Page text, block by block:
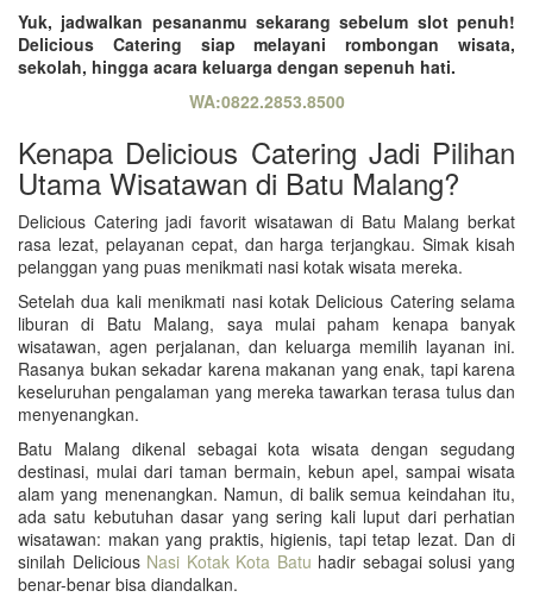
Yuk, jadwalkan pesananmu sekarang sebelum slot penuh!
Delicious Catering siap melayani rombongan wisata,
sekolah, hingga acara keluarga dengan sepenuh hati.
WA:0822.2853.8500
Kenapa Delicious Catering Jadi Pilihan
Utama Wisatawan di Batu Malang?
Delicious Catering jadi favorit wisatawan di Batu Malang berkat
rasa lezat, pelayanan cepat, dan harga terjangkau. Simak kisah
pelanggan yang puas menikmati nasi kotak wisata mereka.
Setelah dua kali menikmati nasi kotak Delicious Catering selama
liburan di Batu Malang, saya mulai paham kenapa banyak
wisatawan, agen perjalanan, dan keluarga memilih layanan ini.
Rasanya bukan sekadar karena makanan yang enak, tapi karena
keseluruhan pengalaman yang mereka tawarkan terasa tulus dan
menyenangkan.
Batu Malang dikenal sebagai kota wisata dengan segudang
destinasi, mulai dari taman bermain, kebun apel, sampai wisata
alam yang menenangkan. Namun, di balik semua keindahan itu,
ada satu kebutuhan dasar yang sering kali luput dari perhatian
wisatawan: makan yang praktis, higienis, tapi tetap lezat. Dan di
sinilah Delicious Nasi Kotak Kota Batu hadir sebagai solusi yang
benar-benar bisa diandalkan.